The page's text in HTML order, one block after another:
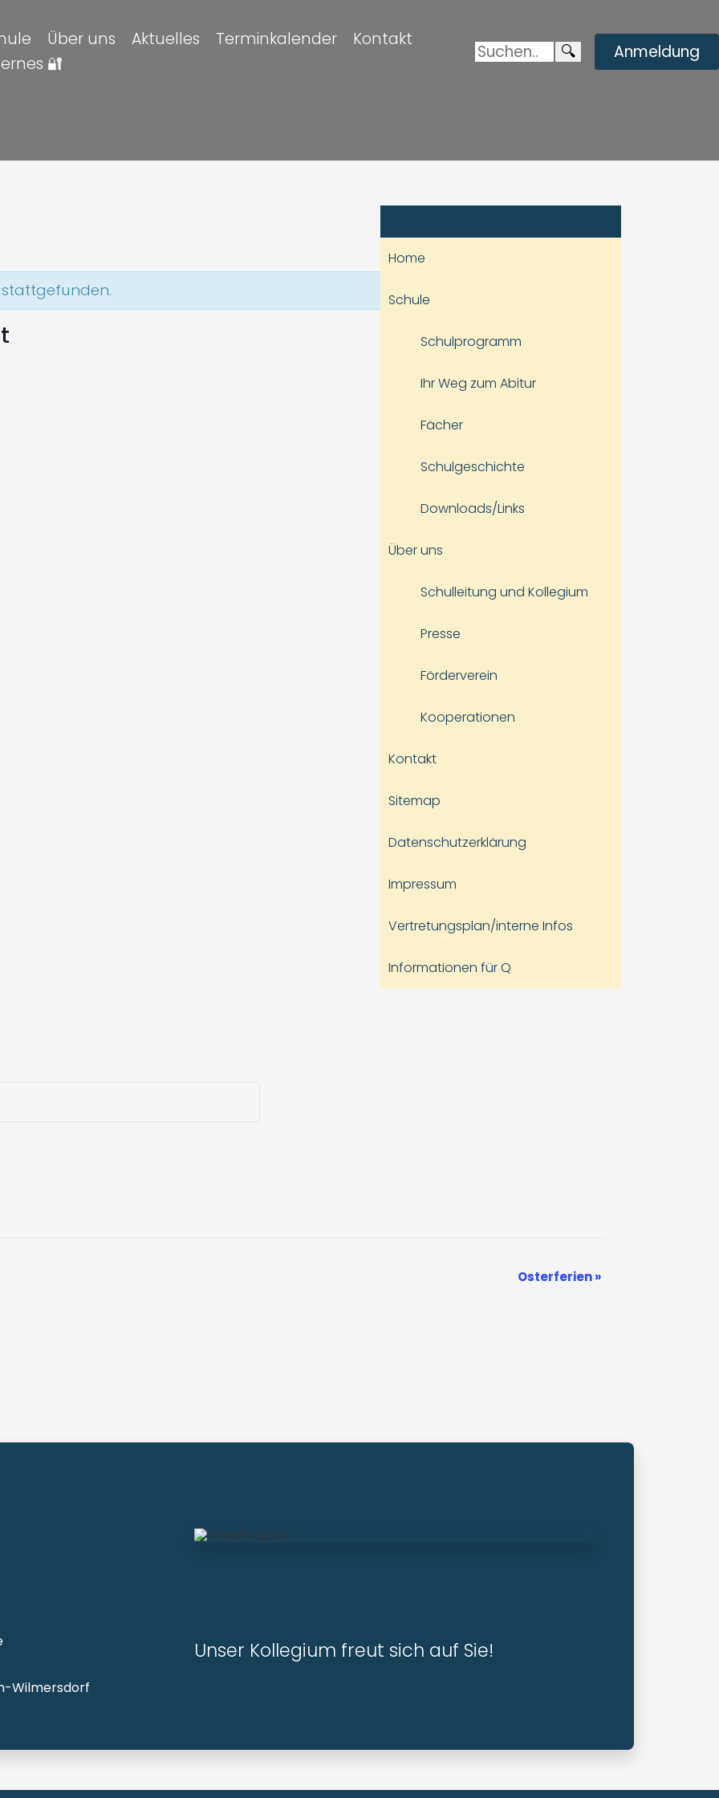
Über uns Aktuelles Terminkalender
Kontakt
🔐
Suchen: Enviar
búsqueda
🔍 Anmeldung
Home
Schule
Schulprogramm
Ihr Weg zum Abitur
Fächer
Schulgeschichte
Downloads/Links
Über uns
Schulleitung und Kollegium
Presse
Förderverein
Kooperationen
Kontakt
Sitemap
Datenschutzerklärung
Impressum
Vertretungsplan/interne Infos
Informationen für Q
Osterferien»
Wilmersdorf
Unser Kollegium freut sich auf Sie!